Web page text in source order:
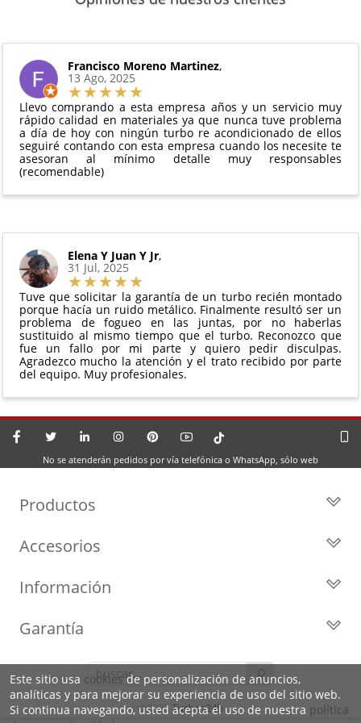
disponibilidad del producto.
6 meses de garantía
y compresores de aire acondicionado.
Todas nuestras garantías cumplen con la legislación
vigente. Consulta nuestras
para más información.
pedido.
El productono debe haber sido montado ni
manipulado
Debe devolverse en su
perfectas condiciones
Francisco Moreno Martinez,
13 Ago, 2025
Llevo comprando a esta empresa años y un servicio muy
rápido calidad en materiales ya que nunca tuve problema
a día de hoy con ningún turbo re acondicionado de ellos
seguiré contando con esta empresa cuando los necesite te
asesoran al mínimo detalle muy responsables
(recomendable)
Elena Y Juan Y Jr,
31 Jul, 2025
Tuve que solicitar la garantía de un turbo recién montado
porque hacía un ruido metálico. Finalmente resultó ser un
problema de fogueo en las juntas, por no haberlas
sustituido al mismo tiempo que el turbo. Reconozco que
fue un fallo por mi parte y quiero pedir disculpas.
Agradezco mucho la atención y el trato recibido por parte
del equipo. Muy profesionales.
No se atenderán pedidos por vía telefónica o WhatsApp, sólo web
Productos
Turbos por Marca
Cartuchos
Accesorios
Geometrías
Kits de Juntas
Motores de arranque
Información
Privacidad y Aviso Legal
Preguntas Frecuentes
Identifica tu turbo
Política de Cookies
Garantía
Líderes en el sector
Condiciones de venta,
envíos y devoluciones
©2026 Turbos24h
Este sitio usa cookiesde personalización de anuncios,
analíticas y para mejorar su experiencia de uso del sitio web.
Si continua navegando, usted acepta el uso de nuestra política